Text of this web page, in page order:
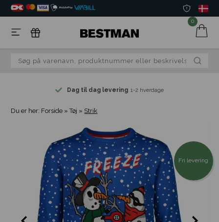
0
Dag til dag levering 1-2 hverdage
Du er her: Forside »Tøj » Strik
Fri levering